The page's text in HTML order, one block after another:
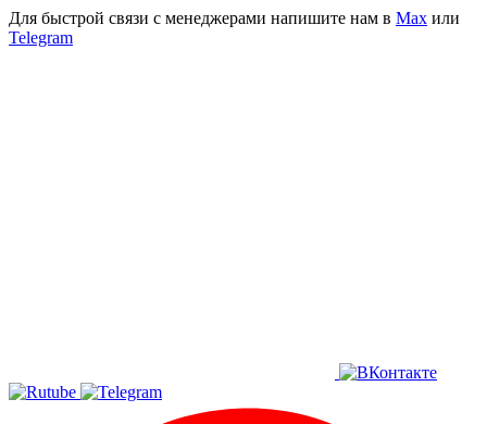
Для быстрой связи с менеджерами напишите нам в Мах или
Telegram